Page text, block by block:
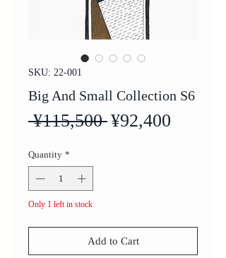
SKU: 22-001
Big And Small Collection S6
¥115,500 Regular
¥92,400
Quantity *
Only 1 left in stock
Add to Cart